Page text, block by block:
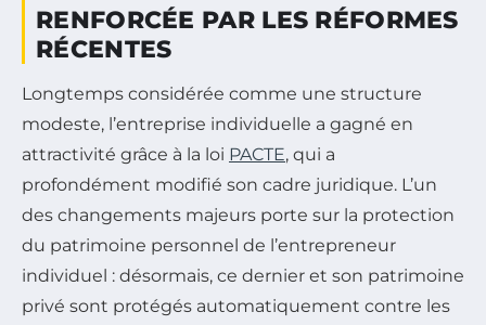
RENFORCÉE PAR LES RÉFORMES
RÉCENTES
Longtemps considérée comme une structure
modeste, l’entreprise individuelle a gagné en
attractivité grâce à la loi PACTE, qui a
profondément modifié son cadre juridique. L’un
des changements majeurs porte sur la protection
du patrimoine personnel de l’entrepreneur
individuel : désormais, ce dernier et son patrimoine
privé sont protégés automatiquement contre les